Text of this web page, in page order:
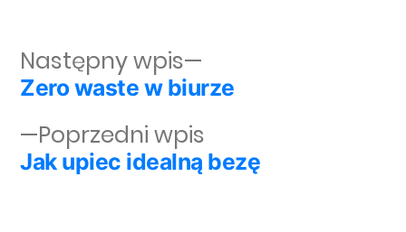
Nawigacja wpisu
Poprzedni wpis
Jak upiec idealną bezę
Następny wpis
Zero waste w biurze